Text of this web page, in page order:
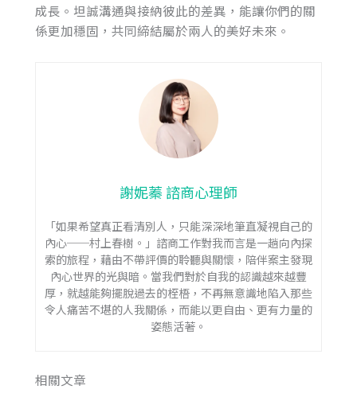
成長。坦誠溝通與接納彼此的差異，能讓你們的關
係更加穩固，共同締結屬於兩人的美好未來。
謝妮蓁 諮商心理師
「如果希望真正看清別人，只能深深地筆直凝視自己的
內心──村上春樹。」諮商工作對我而言是一趟向內探
索的旅程，藉由不帶評價的聆聽與關懷，陪伴案主發現
內心世界的光與暗。當我們對於自我的認識越來越豐
厚，就越能夠擺脫過去的桎梧，不再無意識地陷入那些
令人痛苦不堪的人我關係，而能以更自由、更有力量的
姿態活著。
相關文章